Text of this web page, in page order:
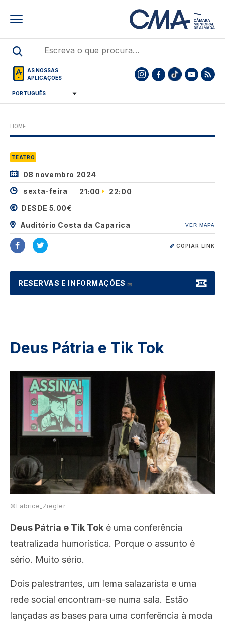
AS NOSSAS
APLICAÇÕES
HOME
TEATRO
08 novembro 2024
sexta-feira
21:00
22:00
DESDE 5.00€
Auditório Costa da Caparica
VER MAPA
COPIAR LINK
RESERVAS E INFORMAÇÕES
Deus Pátria e Tik Tok
Image
©Fabrice_Ziegler
Deus Pátria e Tik Tok é uma conferência
teatralizada humorística. Porque o assunto é
sério. Muito sério.
Dois palestrantes, um lema salazarista e uma
rede social encontram-se numa sala. Estão
lançadas as bases para uma conferência à moda